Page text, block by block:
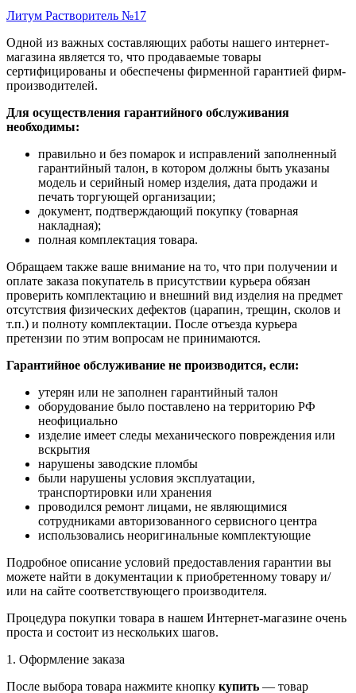
Литум Растворитель №17
Одной из важных составляющих работы нашего интернет-
магазина является то, что продаваемые товары
сертифицированы и обеспечены фирменной гарантией фирм-
производителей.
Для осуществления гарантийного обслуживания
необходимы:
правильно и без помарок и исправлений заполненный
гарантийный талон, в котором должны быть указаны
модель и серийный номер изделия, дата продажи и
печать торгующей организации;
документ, подтверждающий покупку (товарная
накладная);
полная комплектация товара.
Обращаем также ваше внимание на то, что при получении и
оплате заказа покупатель в присутствии курьера обязан
проверить комплектацию и внешний вид изделия на предмет
отсутствия физических дефектов (царапин, трещин, сколов и
т.п.) и полноту комплектации. После отъезда курьера
претензии по этим вопросам не принимаются.
Гарантийное обслуживание не производится, если:
утерян или не заполнен гарантийный талон
оборудование было поставлено на территорию РФ
неофициально
изделие имеет следы механического повреждения или
вскрытия
нарушены заводские пломбы
были нарушены условия эксплуатации,
транспортировки или хранения
проводился ремонт лицами, не являющимися
сотрудниками авторизованного сервисного центра
использовались неоригинальные комплектующие
Подробное описание условий предоставления гарантии вы
можете найти в документации к приобретенному товару и/
или на сайте соответствующего производителя.
Процедура покупки товара в нашем Интернет-магазине очень
проста и состоит из нескольких шагов.
1. Оформление заказа
После выбора товара нажмите кнопку купить — товар